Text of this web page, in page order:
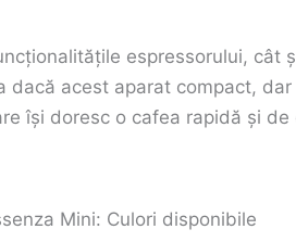
espressorului, cât
dacă acest aparat compact,
își doresc o cafea rapidă și
Mini: Culori disponibile